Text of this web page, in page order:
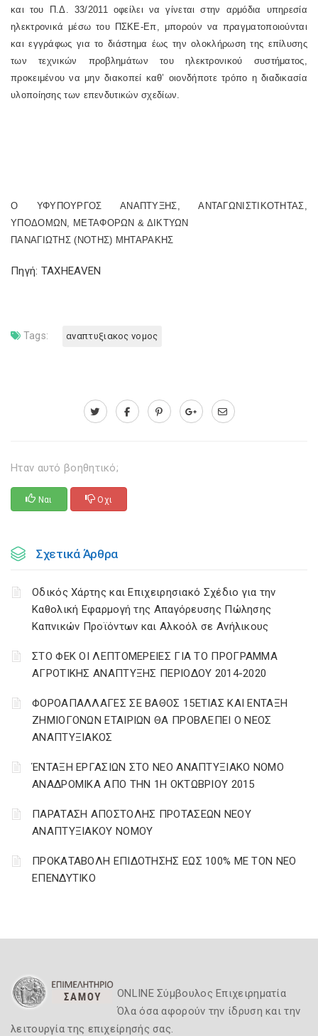
και του Π.Δ. 33/2011 οφείλει να γίνεται στην αρμόδια υπηρεσία
ηλεκτρονικά μέσω του ΠΣΚΕ-Επ, μπορούν να πραγματοποιούνται
και εγγράφως για το διάστημα έως την ολοκλήρωση της επίλυσης
των τεχνικών προβλημάτων του ηλεκτρονικού συστήματος,
προκειμένου να μην διακοπεί καθ’ οιονδήποτε τρόπο η διαδικασία
υλοποίησης των επενδυτικών σχεδίων.
Ο ΥΦΥΠΟΥΡΓΟΣ ΑΝΑΠΤΥΞΗΣ, ΑΝΤΑΓΩΝΙΣΤΙΚΟΤΗΤΑΣ,
ΥΠΟΔΟΜΩΝ, ΜΕΤΑΦΟΡΩΝ & ΔΙΚΤΥΩΝ
ΠΑΝΑΓΙΩΤΗΣ (ΝΟΤΗΣ) ΜΗΤΑΡΑΚΗΣ
Πηγή: TAXHEAVEN
Tags: αναπτυξιακος νομος
Ηταν αυτό βοηθητικό;
Ναι Οχι
Σχετικά Άρθρα
Οδικός Χάρτης και Επιχειρησιακό Σχέδιο για την
Καθολική Εφαρμογή της Απαγόρευσης Πώλησης
Καπνικών Προϊόντων και Αλκοόλ σε Ανήλικους
ΣΤΟ ΦΕΚ ΟΙ ΛΕΠΤΟΜΕΡΕΙΕΣ ΓΙΑ ΤΟ ΠΡΟΓΡΑΜΜΑ
ΑΓΡΟΤΙΚΗΣ ΑΝΑΠΤΥΞΗΣ ΠΕΡΙΟΔΟΥ 2014-2020
ΦΟΡΟΑΠΑΛΛΑΓΕΣ ΣΕ ΒΑΘΟΣ 15ΕΤΙΑΣ ΚΑΙ ΕΝΤΑΞΗ
ΖΗΜΙΟΓΟΝΩΝ ΕΤΑΙΡΙΩΝ ΘΑ ΠΡΟΒΛΕΠΕΙ Ο ΝΕΟΣ
ΑΝΑΠΤΥΞΙΑΚΟΣ
ΈΝΤΑΞΗ ΕΡΓΑΣΙΩΝ ΣΤΟ ΝΕΟ ΑΝΑΠΤΥΞΙΑΚΟ ΝΟΜΟ
ΑΝΑΔΡΟΜΙΚΑ ΑΠΟ ΤΗΝ 1Η ΟΚΤΩΒΡΙΟΥ 2015
ΠΑΡΑΤΑΣΗ ΑΠΟΣΤΟΛΗΣ ΠΡΟΤΑΣΕΩΝ ΝΕΟΥ
ΑΝΑΠΤΥΞΙΑΚΟΥ ΝΟΜΟΥ
ΠΡΟΚΑΤΑΒΟΛΗ ΕΠΙΔΟΤΗΣΗΣ ΕΩΣ 100% ΜΕ ΤΟΝ ΝΕΟ
ΕΠΕΝΔΥΤΙΚΟ
ONLINE Σύμβουλος Επιχειρηματία
Όλα όσα αφορούν την ίδρυση και την
λειτουργία της επιχείρησής σας.